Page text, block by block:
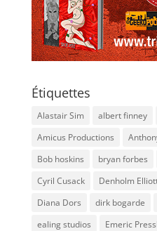
Étiquettes
Alastair Sim albert finney
Amicus Productions
Bob hoskins
bryan forbes
Cyril Cusack
Denholm
Diana Dors
dirk bogarde
ealing studios
Emeric